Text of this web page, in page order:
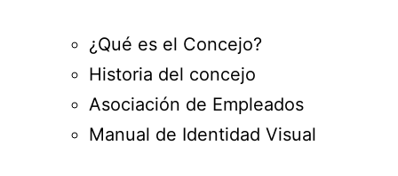
¿Qué es el Concejo?
Historia del concejo
Asociación de Empleados
Manual de Identidad Visual